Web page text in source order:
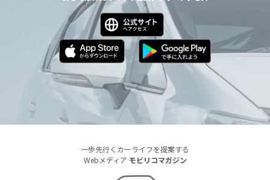
一歩先行くカーライフを提案する
Webメディア モビリコマガジン